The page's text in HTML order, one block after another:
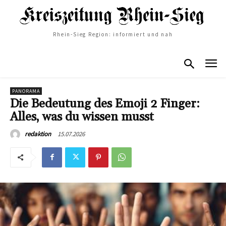
Rhein-Sieg Region: informiert und nah
PANORAMA
Die Bedeutung des Emoji 2 Finger:
Alles, was du wissen musst
redaktion 15.07.2026